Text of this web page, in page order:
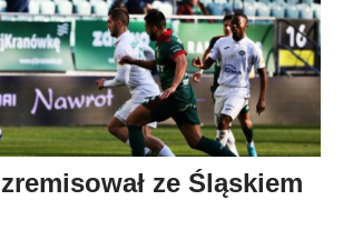
ze Śląskiem